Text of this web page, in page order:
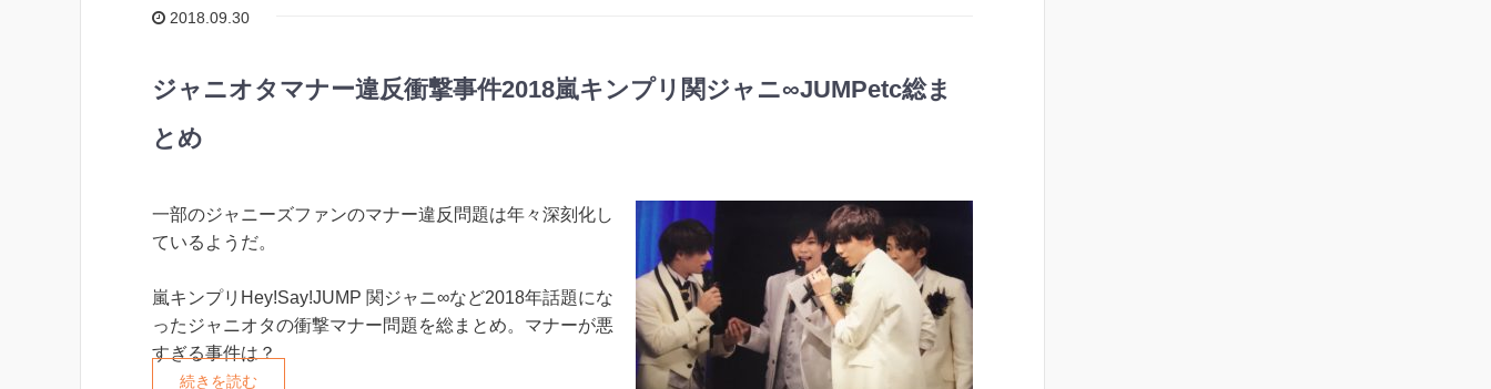
2018.09.30
ジャニオタマナー違反衝撃事件2018嵐キンプリ関ジャニ∞JUMPetc総ま
とめ
一部のジャニーズファンのマナー違反問題は年々深刻化し
ているようだ。
嵐キンプリHey!Say!JUMP 関ジャニ∞など2018年話題にな
ったジャニオタの衝撃マナー問題を総まとめ。マナーが悪
すぎる事件は？
続きを読む